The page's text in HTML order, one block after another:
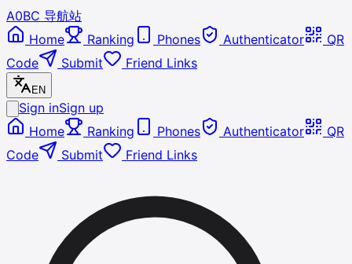
A0BC 导航站
Home
Ranking Phones Authenticator
QR
Code
Submit Friend Links
EN
Sign inSign up
Home
Ranking Phones Authenticator
QR
Code
Submit Friend Links